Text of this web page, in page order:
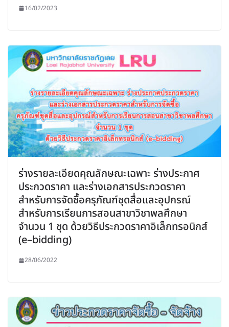
16/02/2023
ร่างรายละเอียดคุณลักษณะเฉพาะ ร่างประกาศ
ประกวดราคา และร่างเอกสารประกวดราคา
สำหรับการจัดซื้อครุภัณฑ์ชุดสื่อและอุปกรณ์
สำหรับการเรียนการสอนสาขาวิชาพลศึกษา
จำนวน 1 ชุด ด้วยวิธีประกวดราคาอิเล็กทรอนิกส์
(e–bidding)
28/06/2022